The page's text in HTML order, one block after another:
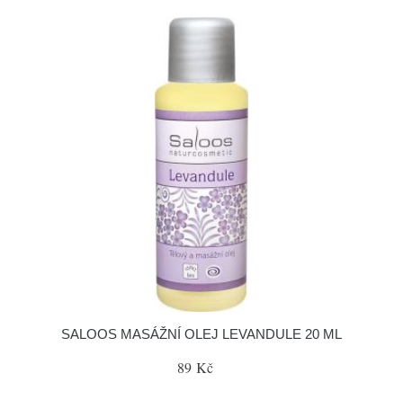
SALOOS MASÁŽNÍ OLEJ LEVANDULE 20 ML
89 Kč